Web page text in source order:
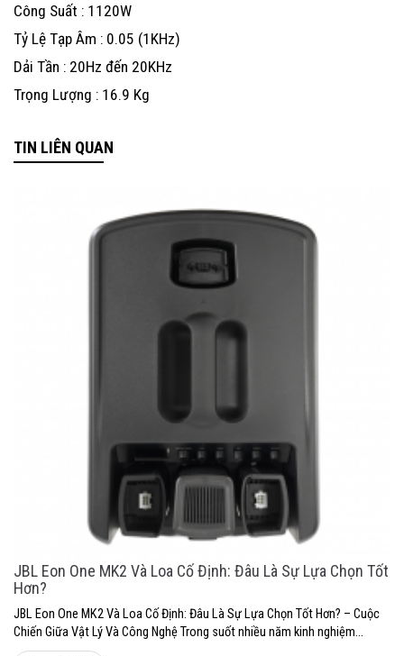
Công Suất : 1120W
Tỷ Lệ Tạp Âm : 0.05 (1KHz)
Dải Tần : 20Hz đến 20KHz
Trọng Lượng : 16.9 Kg
TIN LIÊN QUAN
JBL Eon One MK2 Và Loa Cố Định: Đâu Là Sự Lựa Chọn Tốt
Hơn?
JBL Eon One MK2 Và Loa Cố Định: Đâu Là Sự Lựa Chọn Tốt Hơn? – Cuộc
Chiến Giữa Vật Lý Và Công Nghệ Trong suốt nhiều năm kinh nghiệm...